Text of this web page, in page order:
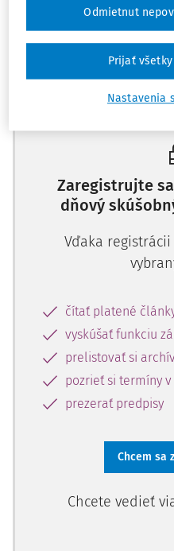
1. september - Deň
28. október - D
Máte
Zaregistrujte
dňový
Vďaka
čítať platené
vyskúšať funkciu
prelistovať si
pozrieť si termíny
prezerať predpisy
Chcem sa
Chcete vedieť
Nastavenia
Odmietnut
Prijať